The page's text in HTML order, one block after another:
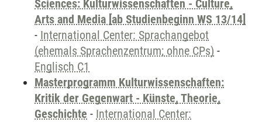
Sciences: Kulturwissenschaften - Culture,
Arts and Media [ab Studienbeginn WS 13/14]
- International Center: Sprachangebot
(ehemals Sprachenzentrum; ohne CPs) -
Englisch C1
Masterprogramm Kulturwissenschaften:
Kritik der Gegenwart - Künste, Theorie,
Geschichte - International Center: